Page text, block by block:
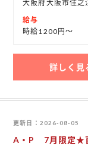
大阪府大阪市住
給与
時給1200円～
詳しく見
更新日 2026-08-05
A・P 7月限定★